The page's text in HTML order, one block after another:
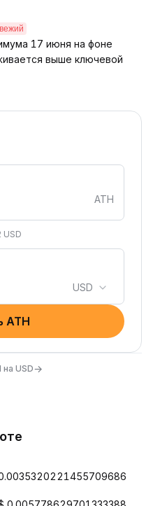
17 июня на фоне
выше ключевой
ATH
USD
ATH
USD→